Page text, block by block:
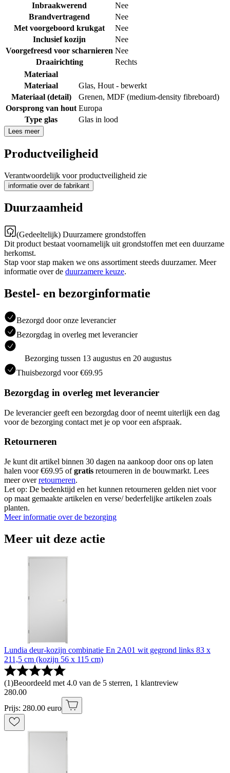
Inbraakwerend
Nee
Brandvertragend
Nee
Met voorgeboord krukgat
Nee
Inclusief kozijn
Nee
Voorgefreesd voor scharnieren Nee
Draairichting
Rechts
Materiaal
Materiaal
Glas, Hout - bewerkt
Materiaal (detail)
Grenen, MDF (medium-density fibreboard)
Oorsprong van hout Europa
Type glas
Glas in lood
Lees meer
Productveiligheid
Verantwoordelijk voor productveiligheid zie
informatie over de fabrikant
Duurzaamheid
(Gedeeltelijk) Duurzamere grondstoffen
Dit product bestaat voornamelijk uit grondstoffen met een duurzame
herkomst.
Stap voor stap maken we ons assortiment steeds duurzamer. Meer
informatie over de duurzamere keuze.
Bestel- en bezorginformatie
Bezorgd door onze leverancier
Bezorgdag in overleg met leverancier
Bezorging tussen 13 augustus en 20 augustus
Thuisbezorgd voor €69.95
Bezorgdag in overleg met leverancier
De leverancier geeft een bezorgdag door of neemt uiterlijk een dag
voor de bezorging contact met je op voor een afspraak.
Retourneren
Je kunt dit artikel binnen 30 dagen na aankoop door ons op laten
halen voor €69.95 ofgratis retourneren in de bouwmarkt. Lees
meer overretourneren.
Let op: De bedenktijd en het kunnen retourneren gelden niet voor
op maat gemaakte artikelen en verse/ bederfelijke artikelen zoals
planten.
Meer informatie over de bezorging
Meer uit deze actie
Lundia deur-kozijn combinatie En 2A01 wit gegrond links 83 x
211,5 cm (kozijn 56 x 115 cm)
(1)Beoordeeld met 4.0 van de 5 sterren, 1 klantreview
280.00
Prijs: 280.00 euro